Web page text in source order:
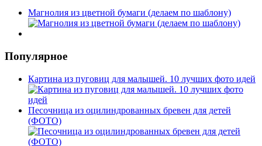
Магнолия из цветной бумаги (делаем по шаблону)
Популярное
Картина из пуговиц для малышей. 10 лучших фото идей
Песочница из оцилиндрованных бревен для детей
(ФОТО)